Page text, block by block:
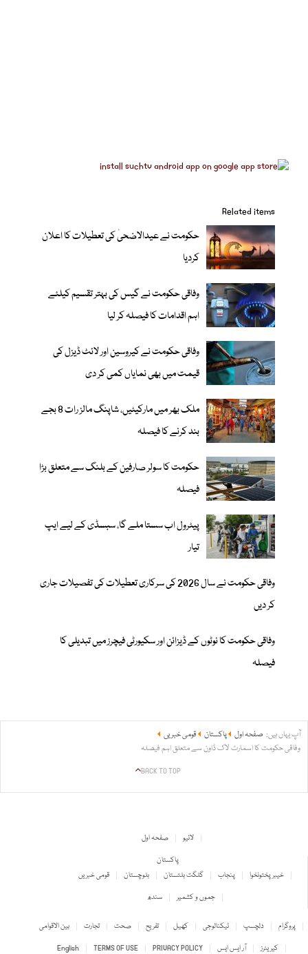
Related items
حکومت نے عیدالاضحیٰ کی تعطیلات کا اعلان
کردیا
وفاقی حکومت نے گیس کی بہتر تقسیم کیلئے
اہم اقدامات کا فیصلہ کر لیا
وفاقی حکومت نے کیروسین اور لائٹ ڈیزل کی
قیمت میں بھی نمایاں کمی کر دی
ملک بھر میں مارکیٹیں، شاپنگ مالز رات 8 بجے
بند کرنے کا فیصلہ
حکومت کا سولر صارفین کے بلنگ سے متعلق بڑا
فیصلہ
پیٹرول اب سستا ملے گا، سبسڈی کے لیے ایپ
تیار
وفاقی حکومت نے سال 2026 کی سرکاری تعطیلات کی تفصیلات جاری
کر دیں
وفاقی حکومت کا نوٹوں کے ڈیزائن اور سکیورٹی فیچرز میں تبدیلی کا
فیصلہ
آپ یہاں ہیں: صفحہ اول پاکستان
قومی خبریں
وفاقی حکومت کا اسمارٹ لاک ڈاون سے متعلق اہم فیصلہ
BACK TO TOP
صفحہ اول
لائیو
پاکستان
قومی خبریں
بلوچستان گلگت بلتستان پنجاب
خیبر پختونخوا
سندھ
جموں و کشمیر
بین الاقوامی تجارت صحت تفریح کھیل ٹیکنالوجی دلچسپ
پروگرام
English
TERMS OF USE PRIVACY POLICY آر ایس ایس کیریئرز